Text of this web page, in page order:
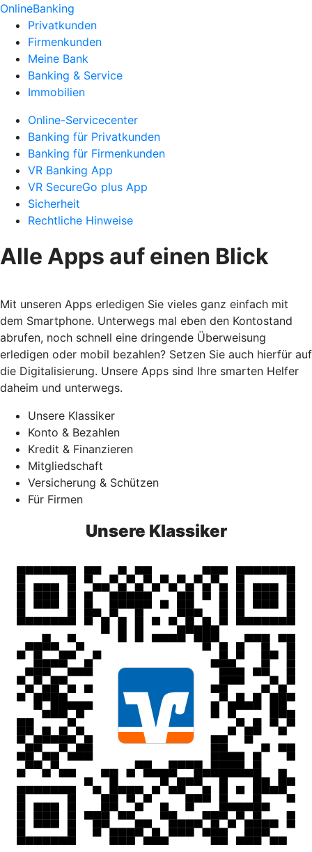
OnlineBanking
Privatkunden
Firmenkunden
Meine Bank
Banking & Service
Immobilien
Online-Servicecenter
Banking für Privatkunden
Banking für Firmenkunden
VR Banking App
VR SecureGo plus App
Sicherheit
Rechtliche Hinweise
Alle Apps auf einen Blick
Mit unseren Apps erledigen Sie vieles ganz einfach mit
dem Smartphone. Unterwegs mal eben den Kontostand
abrufen, noch schnell eine dringende Überweisung
erledigen oder mobil bezahlen? Setzen Sie auch hierfür auf
die Digitalisierung. Unsere Apps sind Ihre smarten Helfer
daheim und unterwegs.
Unsere Klassiker
Konto & Bezahlen
Kredit & Finanzieren
Mitgliedschaft
Versicherung & Schützen
Für Firmen
Unsere Klassiker